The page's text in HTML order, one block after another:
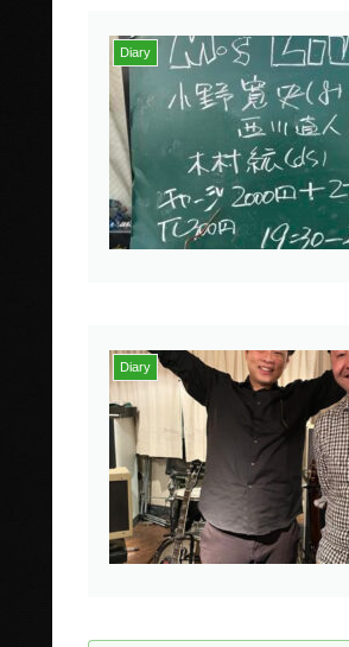
Diary
Diary